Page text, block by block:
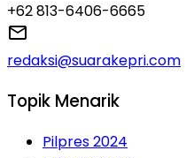
+62 813-6406-6665
redaksi@suarakepri.com
Topik Menarik
Pilpres 2024